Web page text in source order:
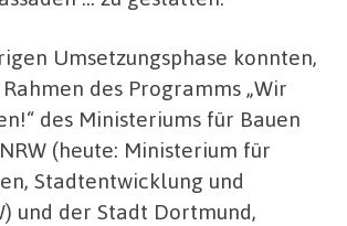
Umsetzungsphase konnten,
des Programms „Wir
des Ministeriums für Bauen
(heute: Ministerium für
Stadtentwicklung und
und der Stadt Dortmund,